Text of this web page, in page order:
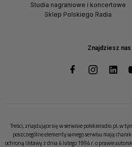
Znajdziesz nas
Studia nagraniowe i koncertowe
Sklep Polskiego Radia
Treści, znajdujące się w serwisie polskieradio.pl, w
poszczególne elementy samego serwisu mają
ochroną Ustawy z dnia 4 lutego 1994 r. o prawie